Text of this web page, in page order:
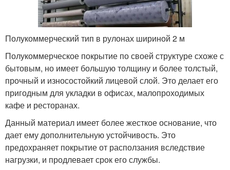
Полукоммерческий тип в рулонах шириной 2 м
Полукоммерческое покрытие по своей структуре схоже с
бытовым, но имеет большую толщину и более толстый,
прочный и износостойкий лицевой слой. Это делает его
пригодным для укладки в офисах, малопроходимых
кафе и ресторанах.
Данный материал имеет более жесткое основание, что
дает ему дополнительную устойчивость. Это
предохраняет покрытие от расползания вследствие
нагрузки, и продлевает срок его службы.